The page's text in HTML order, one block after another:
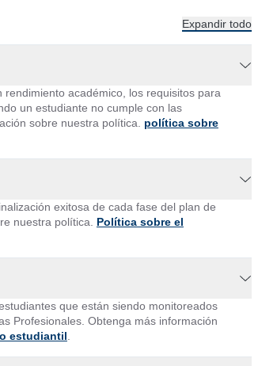
Expandir todo
académico, los requisitos para
un estudiante no cumple con las
sobre nuestra política. política sobre
exitosa de cada fase del plan de
nuestra política. Política sobre el
que están siendo monitoreados
Profesionales. Obtenga más información
estudiantil